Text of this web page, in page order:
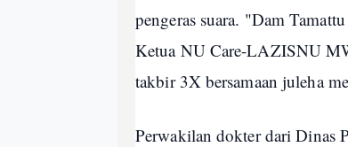
pengeras suara. "Dam
Ketua NU Care-LAZISNU
takbir 3X bersamaan juleha
Perwakilan dokter dari Dinas